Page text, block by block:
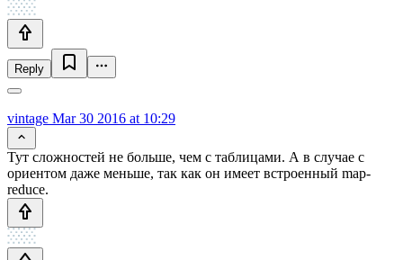
Reply
vintage Mar 30 2016 at 10:29
Тут сложностей не больше, чем с таблицами. А в случае с
ориентом даже меньше, так как он имеет встроенный map-
reduce.